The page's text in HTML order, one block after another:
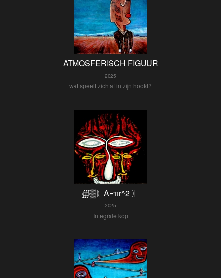
ATMOSFERISCH FIGUUR
2025
wat speelt zich af in zijn hoofd?
∰▒〖A=πr^2 〗
2025
Integrale kop